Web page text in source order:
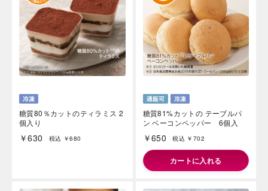
糖質80％カットのティラミス 2
個入り
￥630 税込 ￥680
糖質81%カットの テーブルパ
ン ベーコンペッパー 6個入
￥650 税込 ￥702
カートに入れる